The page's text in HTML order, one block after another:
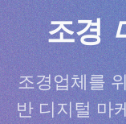
조경
조경업체를
반 디지털 마